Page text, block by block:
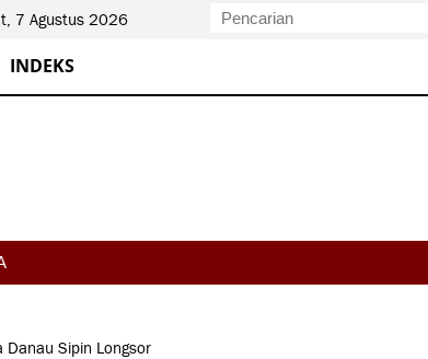
7 Agustus 2026
INDEKS
Danau Sipin Longsor